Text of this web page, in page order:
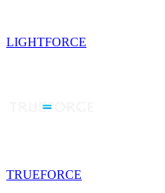
LIGHTFORCE
TRUEFORCE